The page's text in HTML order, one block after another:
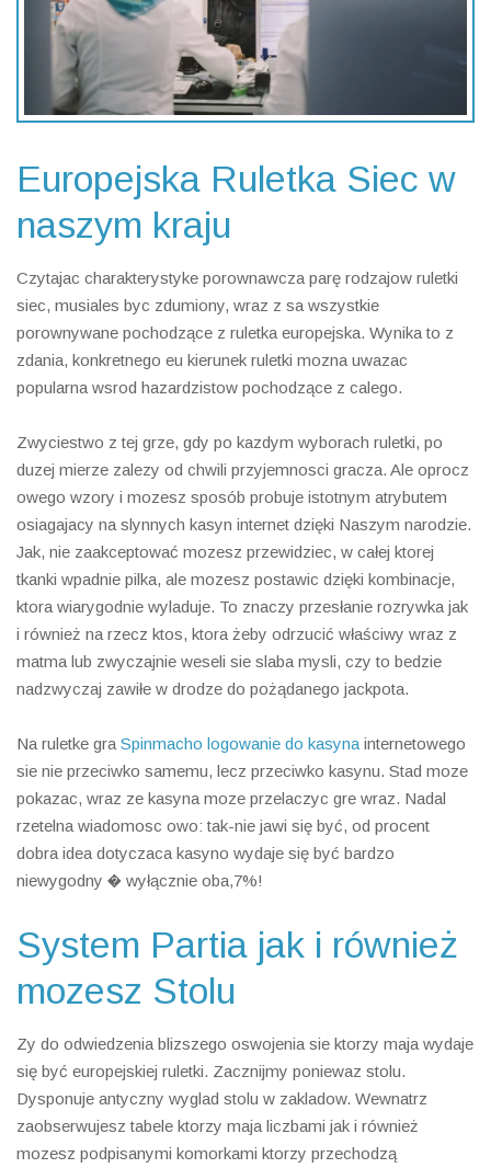
Europejska Ruletka Siec w
naszym kraju
Czytajac charakterystyke porownawcza parę rodzajow ruletki
siec, musiales byc zdumiony, wraz z sa wszystkie
porownywane pochodzące z ruletka europejska. Wynika to z
zdania, konkretnego eu kierunek ruletki mozna uwazac
popularna wsrod hazardzistow pochodzące z calego.
Zwyciestwo z tej grze, gdy po kazdym wyborach ruletki, po
duzej mierze zalezy od chwili przyjemnosci gracza. Ale oprocz
owego wzory i mozesz sposób probuje istotnym atrybutem
osiagajacy na slynnych kasyn internet dzięki Naszym narodzie.
Jak, nie zaakceptować mozesz przewidziec, w całej ktorej
tkanki wpadnie pilka, ale mozesz postawic dzięki kombinacje,
ktora wiarygodnie wyladuje. To znaczy przesłanie rozrywka jak
i również na rzecz ktos, ktora żeby odrzucić właściwy wraz z
matma lub zwyczajnie weseli sie slaba mysli, czy to bedzie
nadzwyczaj zawiłe w drodze do pożądanego jackpota.
Na ruletke gra Spinmacho logowanie do kasyna internetowego
sie nie przeciwko samemu, lecz przeciwko kasynu. Stad moze
pokazac, wraz ze kasyna moze przelaczyc gre wraz. Nadal
rzetelna wiadomosc owo: tak-nie jawi się być, od procent
dobra idea dotyczaca kasyno wydaje się być bardzo
niewygodny � wyłącznie oba,7%!
System Partia jak i również
mozesz Stolu
Zy do odwiedzenia blizszego oswojenia sie ktorzy maja wydaje
się być europejskiej ruletki. Zacznijmy poniewaz stolu.
Dysponuje antyczny wyglad stolu w zakladow. Wewnatrz
zaobserwujesz tabele ktorzy maja liczbami jak i również
mozesz podpisanymi komorkami ktorzy przechodzą